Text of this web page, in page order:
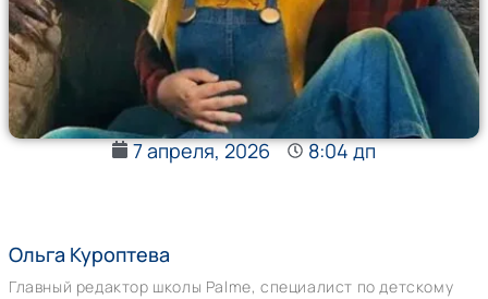
7 апреля, 2026 8:04 дп
Ольга Куроптева
Главный редактор школы Palme, специалист по детскому